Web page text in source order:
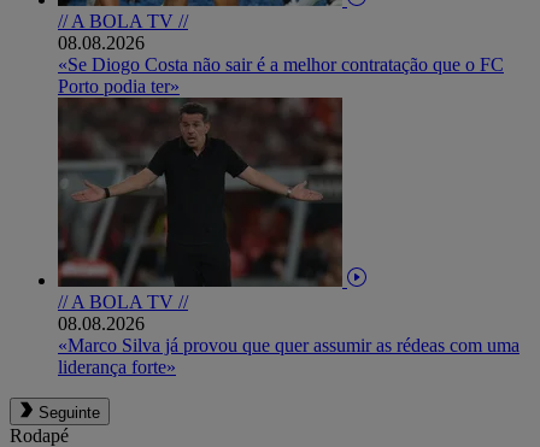
// A BOLA TV //
08.08.2026
«Se Diogo Costa não sair é a melhor contratação que o FC
Porto podia ter»
// A BOLA TV //
08.08.2026
«Marco Silva já provou que quer assumir as rédeas com uma
liderança forte»
Seguinte
Rodapé